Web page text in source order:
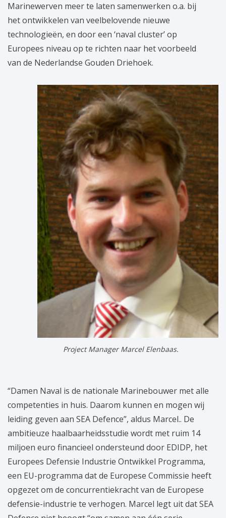
Project Manager Marcel Elenbaas.
Marinewerven meer te laten samenwerken o.a. bij
het ontwikkelen van veelbelovende nieuwe
technologieën, en door een ‘naval cluster’ op
Europees niveau op te richten naar het voorbeeld
van de Nederlandse Gouden Driehoek.
“Damen Naval is de nationale Marinebouwer met alle
competenties in huis. Daarom kunnen en mogen wij
leiding geven aan SEA Defence”, aldus Marcel.. De
ambitieuze haalbaarheidsstudie wordt met ruim 14
miljoen euro financieel ondersteund door EDIDP, het
Europees Defensie Industrie Ontwikkel Programma,
een EU-programma dat de Europese Commissie heeft
opgezet om de concurrentiekracht van de Europese
defensie-industrie te verhogen. Marcel legt uit dat SEA